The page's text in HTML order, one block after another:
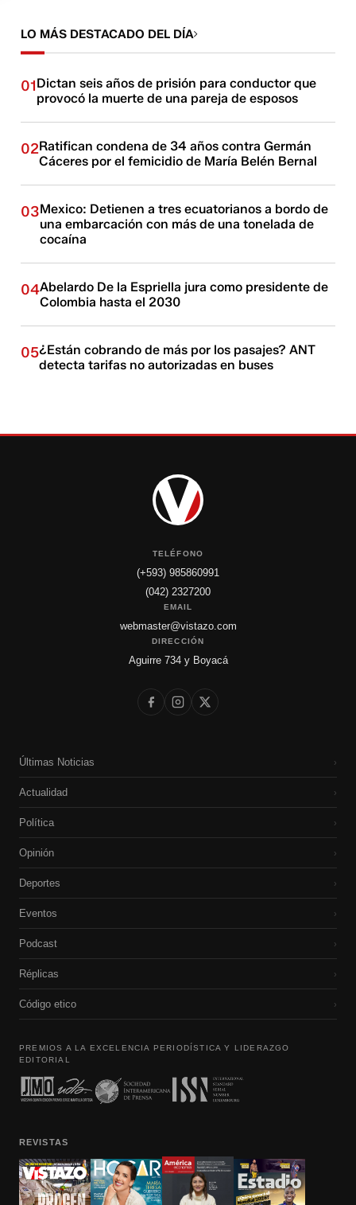
LO MÁS DESTACADO DEL DÍA
01Dictan seis años de prisión para conductor que
provocó la muerte de una pareja de esposos
02Ratifican condena de 34 años contra Germán
Cáceres por el femicidio de María Belén Bernal
03Mexico: Detienen a tres ecuatorianos a bordo de
una embarcación con más de una tonelada de
cocaína
04Abelardo De la Espriella jura como presidente de
Colombia hasta el 2030
05¿Están cobrando de más por los pasajes? ANT
detecta tarifas no autorizadas en buses
TELÉFONO
(+593) 985860991
(042) 2327200
EMAIL
webmaster@vistazo.com
DIRECCIÓN
Aguirre 734 y Boyacá
Últimas Noticias ›
Actualidad ›
Política ›
Opinión ›
Deportes ›
Eventos ›
Podcast ›
Réplicas ›
Código etico ›
PREMIOS A LA EXCELENCIA PERIODÍSTICA Y LIDERAZGO
EDITORIAL
REVISTAS